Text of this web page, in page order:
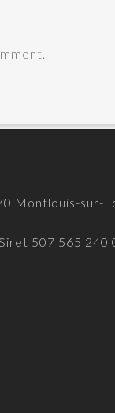
Montlouis-sur-
507 565 240